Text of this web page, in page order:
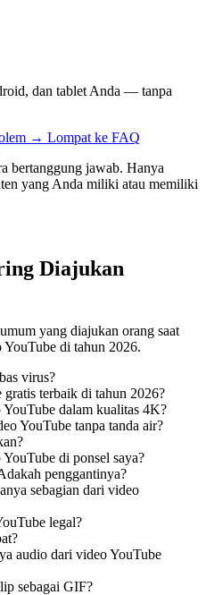
dan tablet Anda — tanpa
→ Lompat ke FAQ
bertanggung jawab. Hanya
yang Anda miliki atau memiliki
Diajukan
yang diajukan orang saat
di tahun 2026.
virus?
terbaik di tahun 2026?
dalam kualitas 4K?
YouTube tanpa tanda air?
di ponsel saya?
penggantinya?
sebagian dari video
legal?
audio dari video YouTube
sebagai GIF?